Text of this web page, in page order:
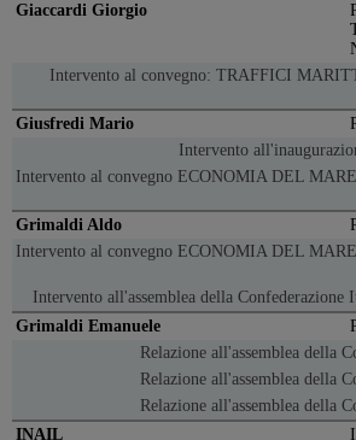
Giaccardi Giorgio
Intervento al convegno: TRAFFICI
Giusfredi Mario
Intervento
Intervento al convegno ECONOMIA DEL
Grimaldi Aldo
Intervento al convegno ECONOMIA DEL
Intervento all'assemblea della
Grimaldi Emanuele
Relazione all'assemblea della
Relazione all'assemblea della
Relazione all'assemblea della
INAIL